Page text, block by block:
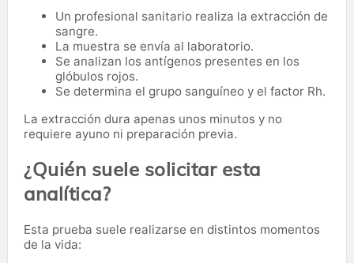
Un profesional sanitario realiza la extracción de
sangre.
La muestra se envía al laboratorio.
Se analizan los antígenos presentes en los
glóbulos rojos.
Se determina el grupo sanguíneo y el factor Rh.
La extracción dura apenas unos minutos y no
requiere ayuno ni preparación previa.
¿Quién suele solicitar esta
analítica?
Esta prueba suele realizarse en distintos momentos
de la vida: